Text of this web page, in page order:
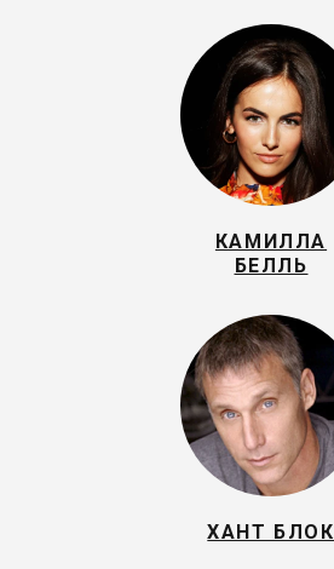
КАМИЛЛА
БЕЛЛЬ
ХАНТ БЛОК